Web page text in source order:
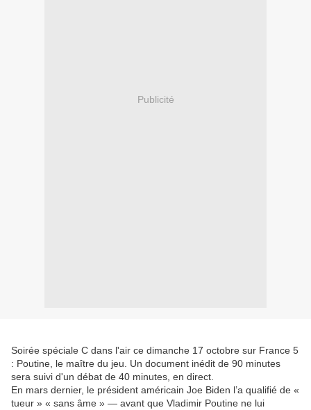
Publicité
Soirée spéciale C dans l'air ce dimanche 17 octobre sur France 5
: Poutine, le maître du jeu. Un document inédit de 90 minutes
sera suivi d'un débat de 40 minutes, en direct.
En mars dernier, le président américain Joe Biden l’a qualifié de «
tueur » « sans âme » — avant que Vladimir Poutine ne lui